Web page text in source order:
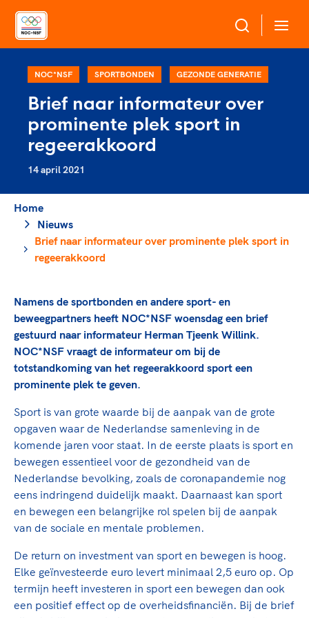
Over NOC*NSF
Sportagenda 2032
Leden
Algemene Vergadering
Raad van Toezicht en Bestuur
Merkbescherming NOC*NSF
Onze partners
Geven aan Sport
Sportonderzoek
Sportakkoord II
Olympische geschiedenis
Nieuwspagina
Columns
Sport gaat niet vanzelf
Sportdeelname
Bonden en professionals in de sport
Beleidsmedewerkers
Clubbestuurders
Coördinatoren en opleiders
Trainer-coaches
Veilige en integere sport
Diversiteit en inclusie
Gezonde sportomgeving
Duurzaamheid
Vitale clubs en bestuurlijk kader
Sportmatch
Clubacties
Handboek Wet- en Regelgeving
Opleidingen en trainingen
High5 Stappenplan
Ruimte voor sport
Topsport
Voor talentvolle sporters
Atletencommissie
Paralympische Talentdag
TeamNL Academie Kalender
Kennisaanbod TeamNL Experts
TeamNL Sport Science Centre
Olympische Spelen LA28
Paralympische Spelen LA28
Europese Spelen Istanbul 2027
Topsportbeleid
Maatschappelijke waarde topsport
Top teamsportcompetities
Voor bonden
NOC*NSF SPORTBONDEN GEZONDE GENERATIE
Brief naar informateur over
prominente plek sport in
regeerakkoord
14 april 2021
Home
Nieuws
Brief naar informateur over prominente plek sport in
regeerakkoord
Namens de sportbonden en andere sport- en
beweegpartners heeft NOC*NSF woensdag een brief
gestuurd naar informateur Herman Tjeenk Willink.
NOC*NSF vraagt de informateur om bij de
totstandkoming van het regeerakkoord sport een
prominente plek te geven.
Sport is van grote waarde bij de aanpak van de grote
opgaven waar de Nederlandse samenleving in de
komende jaren voor staat. In de eerste plaats is sport en
bewegen essentieel voor de gezondheid van de
Nederlandse bevolking, zoals de coronapandemie nog
eens indringend duidelijk maakt. Daarnaast kan sport
en bewegen een belangrijke rol spelen bij de aanpak
van de sociale en mentale problemen.
De return on investment van sport en bewegen is hoog.
Elke geïnvesteerde euro levert minimaal 2,5 euro op. Op
termijn heeft investeren in sport een bewegen dan ook
een positief effect op de overheidsfinanciën. Bij de brief